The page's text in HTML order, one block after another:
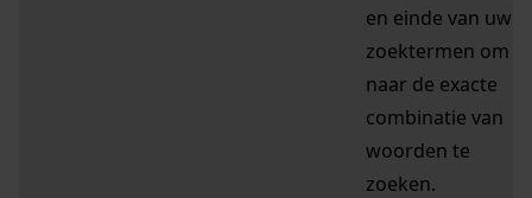
en einde van uw
zoektermen om
naar de exacte
combinatie van
woorden te
zoeken.